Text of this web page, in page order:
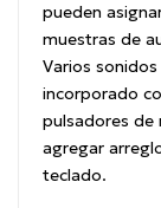
pueden
muestras de
Varios
incorporado
pulsadores de
agregar
teclado.